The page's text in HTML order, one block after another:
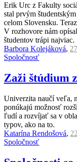
Erik Urc z Fakulty
stal prvým
celom Slovensku.
V rozhovore nám
študentov trápi najviac.
Barbora Kolejáková,
Spoločnosť
Zaži štúdium
Univerzita naučí veľa,
ponúkajú možnosť
ľudí a rozvíjať sa v
typov, ako na to.
Katarína Rendošová,
Spoločnosť